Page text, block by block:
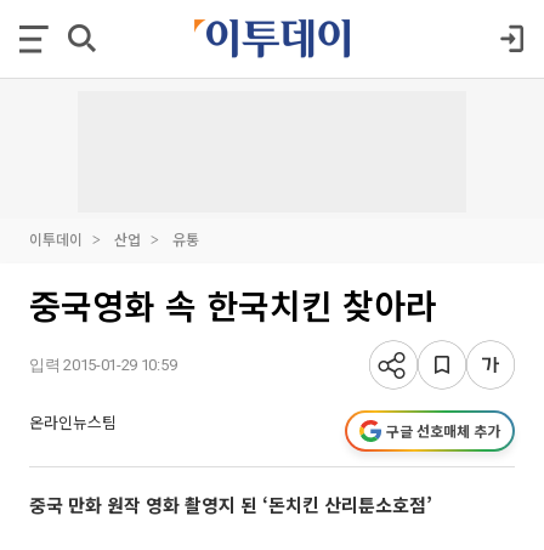
이투데이 산업 유통
중국영화 속 한국치킨 찾아라
입력 2015-01-29 10:59
온라인뉴스팀 구글 선호매체 추가
중국 만화 원작 영화 촬영지 된 ‘돈치킨 산리툰소호점’